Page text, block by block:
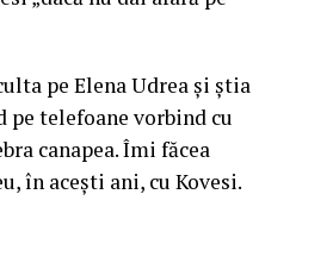
pe Elena Udrea şi ştia
pe telefoane vorbind cu
canapea. Îmi făcea
în aceşti ani, cu Kovesi.